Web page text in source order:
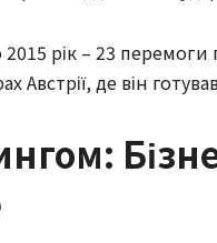
рік – 23
Австрії, де він